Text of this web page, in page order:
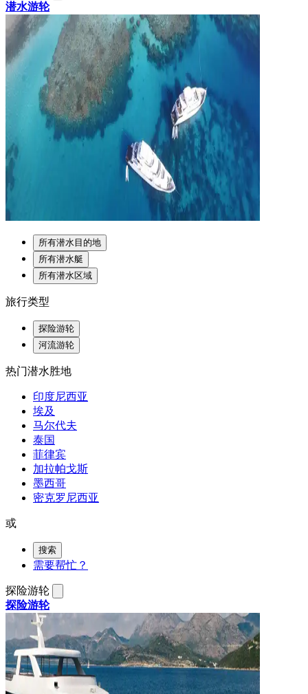
潜水游轮
所有潜水目的地
所有潜水艇
所有潜水区域
旅行类型
探险游轮
河流游轮
热门潜水胜地
印度尼西亚
埃及
马尔代夫
泰国
菲律宾
加拉帕戈斯
墨西哥
密克罗尼西亚
或
搜索
需要帮忙？
探险游轮
探险游轮